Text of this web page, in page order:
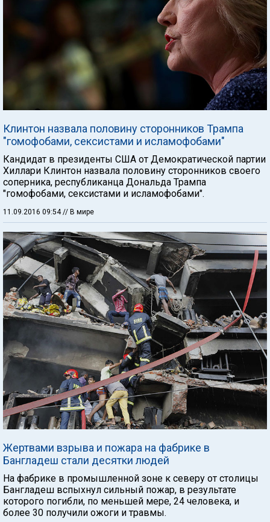
Клинтон назвала половину сторонников Трампа
"гомофобами, сексистами и исламофобами"
Кандидат в президенты США от Демократической партии
Хиллари Клинтон назвала половину сторонников своего
соперника, республиканца Дональда Трампа
"гомофобами, сексистами и исламофобами".
11.09.2016 09:54 // В мире
Жертвами взрыва и пожара на фабрике в
Бангладеш стали десятки людей
На фабрике в промышленной зоне к северу от столицы
Бангладеш вспыхнул сильный пожар, в результате
которого погибли, по меньшей мере, 24 человека, и
более 30 получили ожоги и травмы.